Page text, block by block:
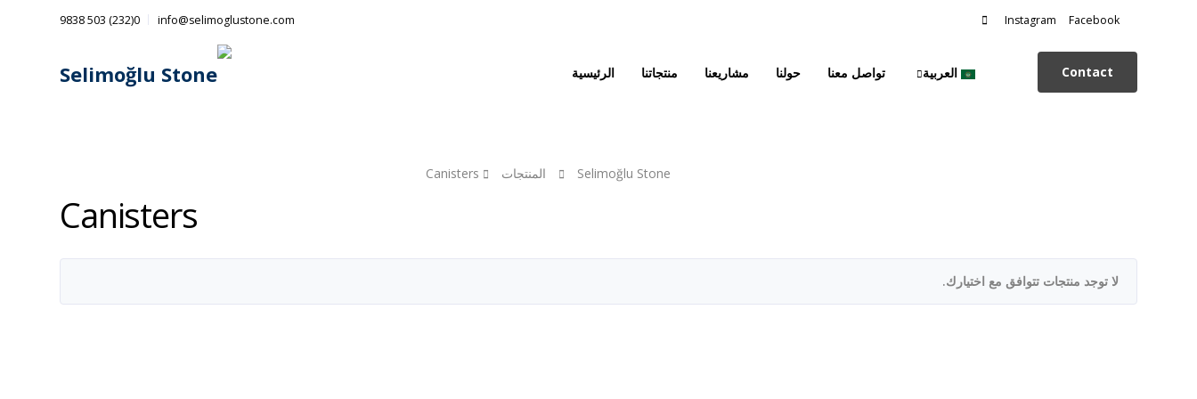
0(232) 503 9838 info@selimoglustone.com Facebook
Instagram البحث
الرئيسية
منتجاتنا مشاريعنا حولنا تواصل معنا العربية Contact
Selimoğlu Stone المنتجات Canisters
Canisters
لا توجد منتجات تتوافق مع اختيارك.